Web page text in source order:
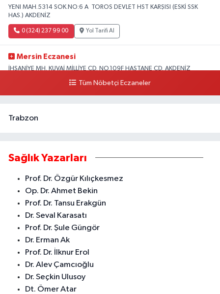
YENI MAH.5314 SOK.NO:6 A TOROS DEVLET HST KARŞISI (ESKİ SSK
HAS.) AKDENİZ
0 (324) 237 99 00 Yol Tarifi Al
Mersin Eczanesi
İHSANİYE MH. KUVAİ MİLLİYE CD. NO.109F HASTANE CD. AKDENİZ
Tüm Nöbetçi Eczaneler
Trabzon
Sağlık Yazarları
Prof. Dr. Özgür Kılıçkesmez
Op. Dr. Ahmet Bekin
Prof. Dr. Tansu Erakgün
Dr. Seval Karasatı
Prof. Dr. Şule Güngör
Dr. Erman Ak
Prof. Dr. İlknur Erol
Dr. Alev Çamcıoğlu
Dr. Seçkin Ulusoy
Dt. Ömer Atar